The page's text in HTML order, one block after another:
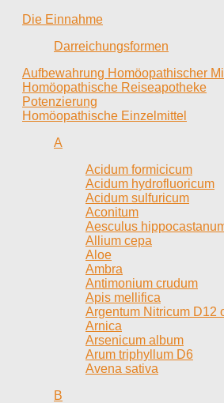
Die Einnahme
Darreichungsformen
Aufbewahrung Homöopathischer
Homöopathische Reiseapotheke
Potenzierung
Homöopathische Einzelmittel
A
Acidum formicicum
Acidum hydrofluoricum
Acidum sulfuricum
Aconitum
Aesculus
Allium cepa
Aloe
Ambra
Antimonium crudum
Apis mellifica
Argentum Nitricum D12
Arnica
Arsenicum album
Arum triphyllum D6
Avena sativa
B